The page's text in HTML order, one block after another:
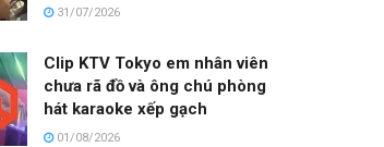
31/07/2026
Clip KTV Tokyo em nhân viên
chưa rã đồ và ông chú phòng
hát karaoke xếp gạch
01/08/2026